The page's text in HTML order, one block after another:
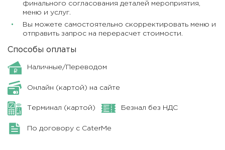
финального согласования деталей мероприятия,
меню и услуг.
Вы можете самостоятельно скорректировать меню и
отправить запрос на перерасчет стоимости.
Способы оплаты
Наличные/Переводом
Онлайн (картой) на сайте
Терминал (картой) Безнал без НДС
По договору с CaterMe